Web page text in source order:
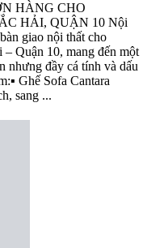
HÀNG CHO
HẢI, QUẬN 10 Nội
giao nội thất cho
Quận 10, mang đến một
nhưng đầy cá tính và dấu
Ghế Sofa Cantara
sang ...